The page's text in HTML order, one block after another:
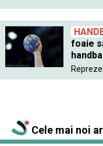
foaie
Cele mai noi